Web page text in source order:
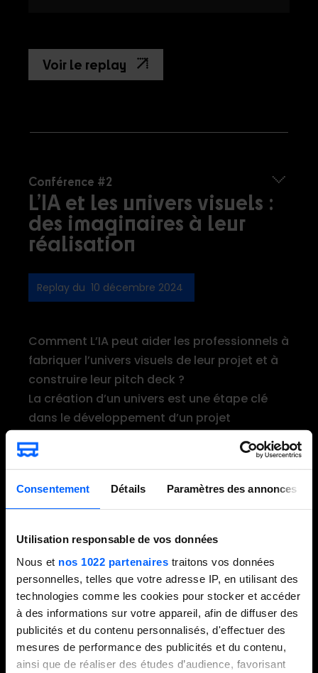
Consentement Détails Paramètres des annonces
Utilisation responsable de vos données
Nous et nos 1022 partenaires traitons vos données
personnelles, telles que votre adresse IP, en utilisant des
technologies comme les cookies pour stocker et accéder
à des informations sur votre appareil, afin de diffuser des
publicités et du contenu personnalisés, d'effectuer des
mesures de performance des publicités et du contenu,
ainsi que de réaliser des études d’audience, favorisant
Voir le replay
Conférence #2
L’IA et les univers visuels :
des imaginaires à leur
réalisation
Replay du 10 décembre 2024
Comment L’IA peut aider les professionnels à
fabriquer l’univers visuels de leur projet et à
construire leur pitch deck ?
La création d’un univers est une étape clé
dans le développement d’un projet
audiovisuel, le cinéma, de jeux vidéo ou
encore d’animation.
Cet univers se concrétise dans un pitch deck
qui comporte la bible des personnages et
les arches narratives, des fiches de
production…
partageront leur expérience d’utilisation des
IA dans cette phase du projet, et la manière
dont cette technologie peut optimiser leur
travail tout en enrichissant la créativité.